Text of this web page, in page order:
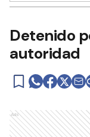
Detenido
autoridad
Ads